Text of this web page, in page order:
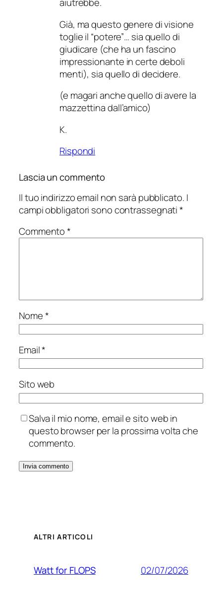
Già, ma questo genere di visione
toglie il “potere”… sia quello di
giudicare (che ha un fascino
impressionante in certe deboli
menti), sia quello di decidere.
(e magari anche quello di avere la
mazzettina dall’amico)
K.
Rispondi
Lascia un commento
Il tuo indirizzo email non sarà pubblicato. I
campi obbligatori sono contrassegnati*
Commento*
Nome*
Email*
Sito web
Salva il mio nome, email e sito web in
questo browser per la prossima volta che
commento.
ALTRI ARTICOLI
Watt for FLOPS 02/07/2026